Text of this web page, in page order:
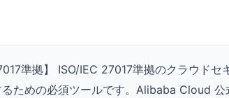
準拠】 ISO/IEC 27017準拠のクラウド
ための必須ツールです。Alibaba Cloud